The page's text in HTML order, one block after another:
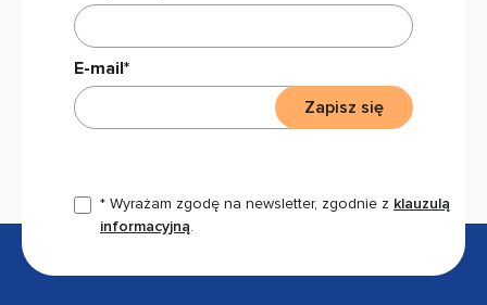
E-mail*
* Wyrażam zgodę na newsletter, zgodnie z klauzulą
informacyjną.
Zapisz się